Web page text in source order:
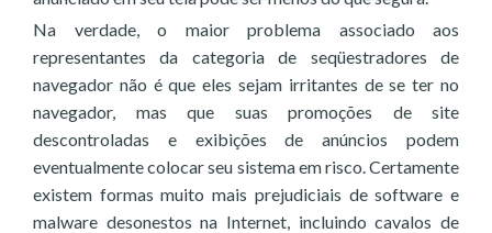
Na verdade, o maior problema associado aos
representantes da categoria de seqüestradores de
navegador não é que eles sejam irritantes de se ter no
navegador, mas que suas promoções de site
descontroladas e exibições de anúncios podem
eventualmente colocar seu sistema em risco. Certamente
existem formas muito mais prejudiciais de software e
malware desonestos na Internet, incluindo cavalos de